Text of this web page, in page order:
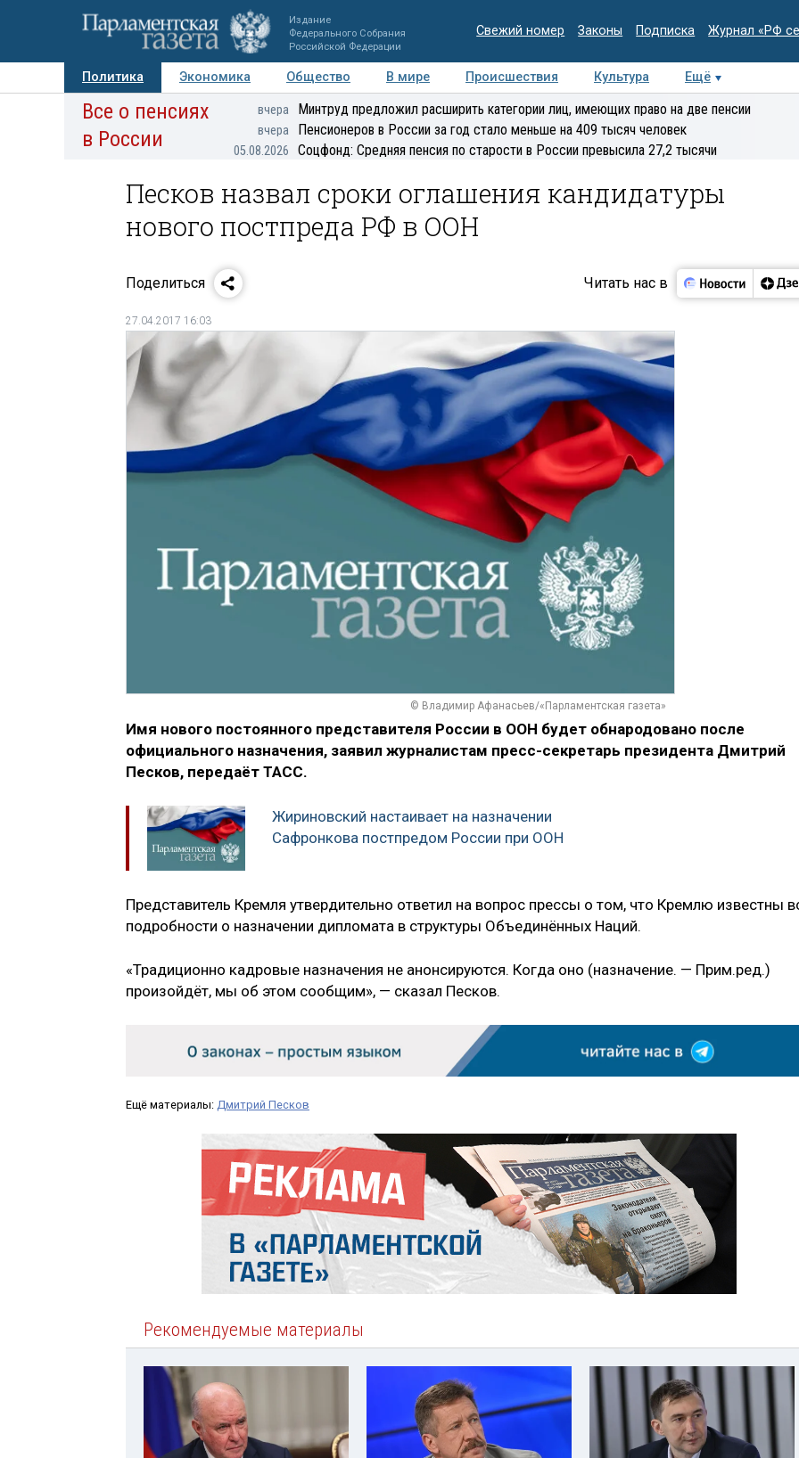
Издание
Федерального Собрания
Российской Федерации
Свежий номер Законы Подписка Журнал «РФ
Политика Экономика Общество В мире Происшествия Культура
Ещё
Авторы Персоны Мнения Регионы Медиацентр Интервью Колумнисты
Все о пенсиях
в России
вчера Минтруд предложил расширить категории лиц, имеющих право на две пенсии
вчера Пенсионеров в России за год стало меньше на 409 тысяч человек
05.08.2026 Соцфонд: Средняя пенсия по старости в России превысила 27,2 тысячи
Песков назвал сроки оглашения кандидатуры
нового постпреда РФ в ООН
Поделиться Читать нас в
27.04.2017 16:03
© Владимир Афанасьев/«Парламентская газета»
Имя нового постоянного представителя России в ООН будет обнародовано после
официального назначения, заявил журналистам пресс-секретарь президента Дмитрий
Песков, передаёт ТАСС.
Жириновский настаивает на назначении
Сафронкова постпредом России при ООН
Представитель Кремля утвердительно ответил на вопрос прессы о том, что Кремлю известны
подробности о назначении дипломата в структуры Объединённых Наций.
«Традиционно кадровые назначения не анонсируются. Когда оно (назначение. — Прим.ред.)
произойдёт, мы об этом сообщим», — сказал Песков.
Ещё материалы: Дмитрий Песков
Рекомендуемые материалы